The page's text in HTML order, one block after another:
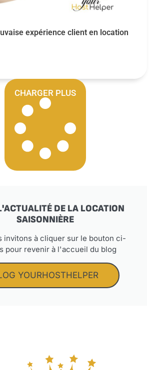
expérience client en location
CHARGER PLUS
DE LA LOCATION
SAISONNIÈRE
invitons à cliquer sur le bouton ci-
pour revenir à l'accueil du blog
YOURHOSTHELPER